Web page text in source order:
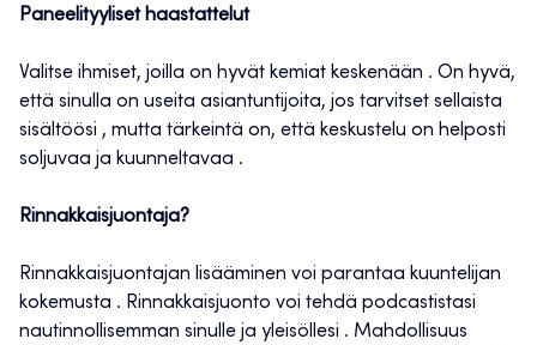
Paneelityyliset haastattelut
Valitse ihmiset, joilla on hyvät kemiat keskenään . On hyvä,
että sinulla on useita asiantuntijoita, jos tarvitset sellaista
sisältöösi , mutta tärkeintä on, että keskustelu on helposti
soljuvaa ja kuunneltavaa .
Rinnakkaisjuontaja?
Rinnakkaisjuontajan lisääminen voi parantaa kuuntelijan
kokemusta . Rinnakkaisjuonto voi tehdä podcastistasi
nautinnollisemman sinulle ja yleisöllesi . Mahdollisuus